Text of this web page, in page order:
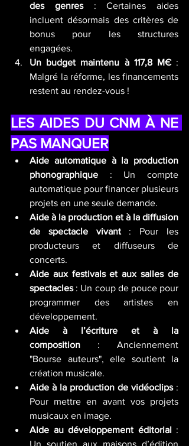
des genres : Certaines aides
incluent désormais des critères de
bonus pour les structures
engagées.
Un budget maintenu à 117,8 M€ :
Malgré la réforme, les financements
restent au rendez-vous !
LES AIDES DU CNM À NE
PAS MANQUER
Aide automatique à la production
phonographique : Un compte
automatique pour financer plusieurs
projets en une seule demande.
Aide à la production et à la diffusion
de spectacle vivant : Pour les
producteurs et diffuseurs de
concerts.
Aide aux festivals et aux salles de
spectacles : Un coup de pouce pour
programmer des artistes en
développement.
Aide à l’écriture et à la
composition : Anciennement
"Bourse auteurs", elle soutient la
création musicale.
Aide à la production de vidéoclips :
Pour mettre en avant vos projets
musicaux en image.
Aide au développement éditorial :
Un soutien aux maisons d’édition